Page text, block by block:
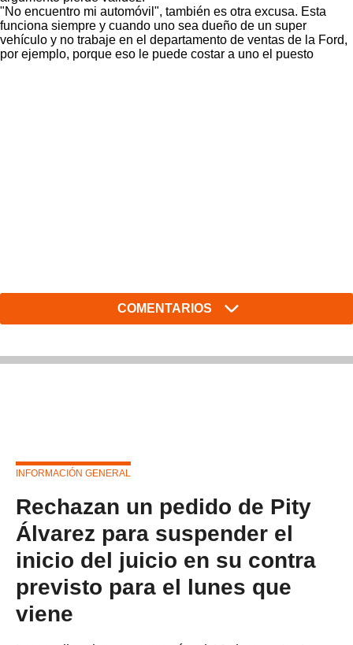
"No encuentro mi automóvil", también es otra excusa. Esta
funciona siempre y cuando uno sea dueño de un super
vehículo y no trabaje en el departamento de ventas de la Ford,
por ejemplo, porque eso le puede costar a uno el puesto
COMENTARIOS